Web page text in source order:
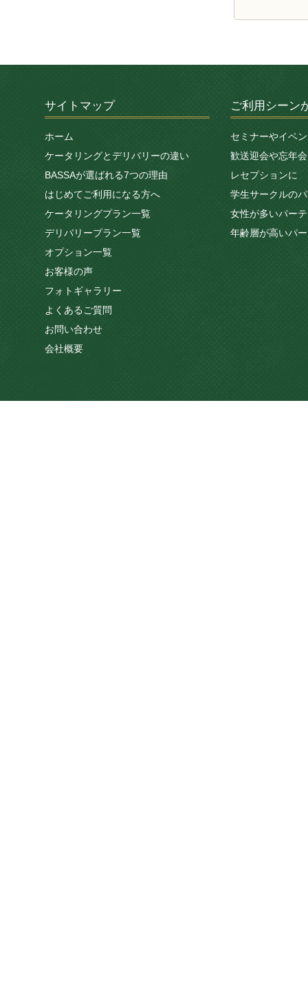
ご利用シーン
セミナーやイベ
歓送迎会や忘年
レセプションに
学生サークルの
女性が多いパー
年齢層が高いパ
サイトマップ
ホーム
ケータリングとデリバリーの違い
BASSAが選ばれる7つの理由
はじめてご利用になる方へ
ケータリングプラン一覧
デリバリープラン一覧
オプション一覧
お客様の声
フォトギャラリー
よくあるご質問
お問い合わせ
会社概要